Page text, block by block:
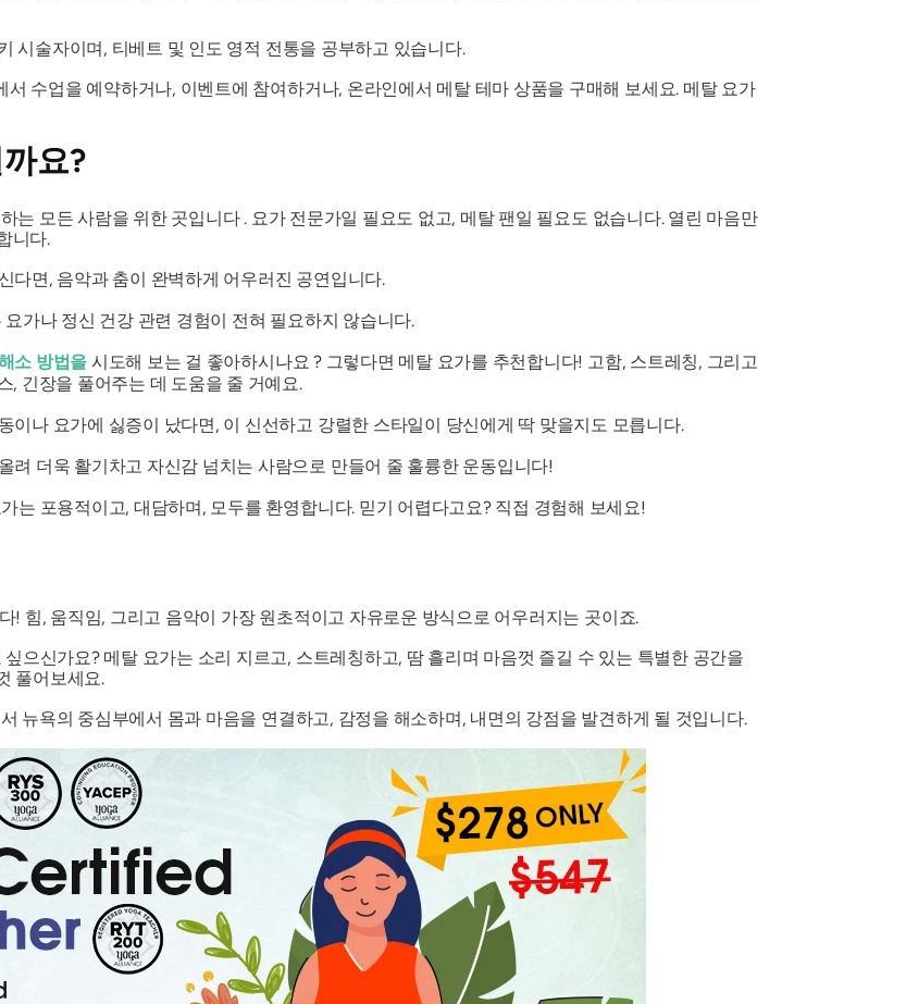
시술자이며, 티베트 및 인도 영적 전통을 공부하고 있습니다.
수업을 예약하거나, 이벤트에 참여하거나, 온라인에서 메탈 테마 상품을 구매해 보세요. 메탈 요가
요?
는 모든 사람을 위한 곳입니다 . 요가 전문가일 필요도 없고, 메탈 팬일 필요도 없습니다. 열린 마음만
니다.
다면, 음악과 춤이 완벽하게 어우러진 공연입니다.
가나 정신 건강 관련 경험이 전혀 필요하지 않습니다.
소 방법을 시도해 보는 걸 좋아하시나요 ? 그렇다면 메탈 요가를 추천합니다! 고함, 스트레칭, 그리고
, 긴장을 풀어주는 데 도움을 줄 거예요.
이나 요가에 싫증이 났다면, 이 신선하고 강렬한 스타일이 당신에게 딱 맞을지도 모릅니다.
려 더욱 활기차고 자신감 넘치는 사람으로 만들어 줄 훌륭한 운동입니다!
는 포용적이고, 대담하며, 모두를 환영합니다. 믿기 어렵다고요? 직접 경험해 보세요!
! 힘, 움직임, 그리고 음악이 가장 원초적이고 자유로운 방식으로 어우러지는 곳이죠.
으신가요? 메탈 요가는 소리 지르고, 스트레칭하고, 땀 흘리며 마음껏 즐길 수 있는 특별한 공간을
풀어보세요.
뉴욕의 중심부에서 몸과 마음을 연결하고, 감정을 해소하며, 내면의 강점을 발견하게 될 것입니다.